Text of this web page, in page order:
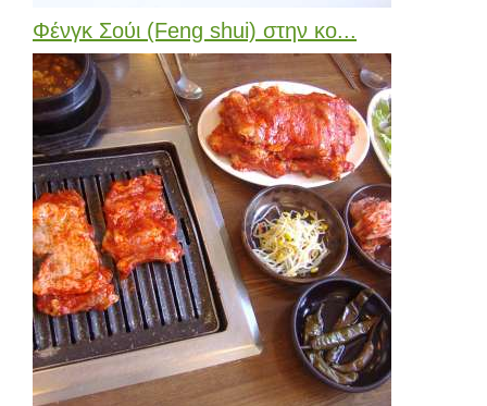
Φένγκ Σούι (Feng shui) στην κο...